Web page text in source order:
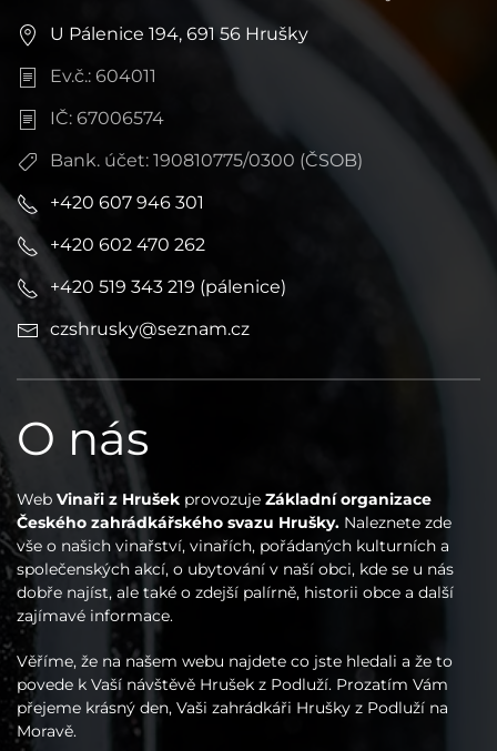
U Pálenice 194, 691 56 Hrušky
Ev.č.: 604011
IČ: 67006574
Bank. účet: 190810775/0300 (ČSOB)
+420 607 946 301
+420 602 470 262
+420 519 343 219 (pálenice)
czshrusky@seznam.cz
O nás
Web Vinaři z Hrušek provozuje Základní organizace
Českého zahrádkářského svazu Hrušky. Naleznete zde
vše o našich vinařství, vinařích, pořádaných kulturních a
společenských akcí, o ubytování v naší obci, kde se u nás
dobře najíst, ale také o zdejší palírně, historii obce a další
zajímavé informace.
Věříme, že na našem webu najdete co jste hledali a že to
povede k Vaší návštěvě Hrušek z Podluží. Prozatím Vám
přejeme krásný den, Vaši zahrádkáři Hrušky z Podluží na
Moravě.